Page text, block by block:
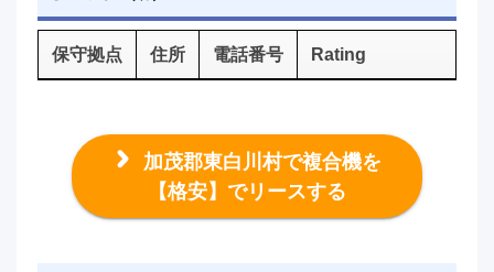
保守拠点 住所 電話番号 Rating
加茂郡東白川村で複合機を
【格安】でリースする